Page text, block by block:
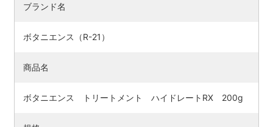
ブランド名
ボタニエンス（R-21）
商品名
ボタニエンス トリートメント ハイドレートRX 200g